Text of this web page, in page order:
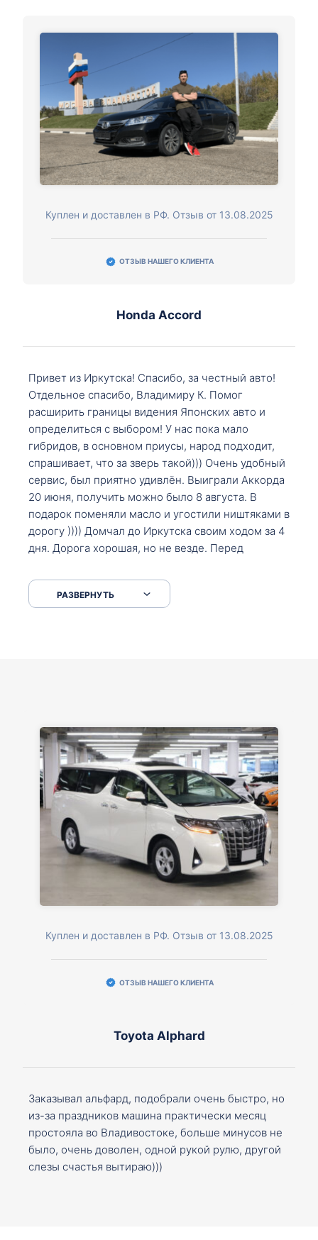
Куплен и доставлен в РФ. Отзыв от 13.08.2025
ОТЗЫВ НАШЕГО КЛИЕНТА
Honda Accord
Привет из Иркутска! Спасибо, за честный авто!
Отдельное спасибо, Владимиру К. Помог
расширить границы видения Японских авто и
определиться с выбором! У нас пока мало
гибридов, в основном приусы, народ подходит,
спрашивает, что за зверь такой))) Очень удобный
сервис, был приятно удивлён. Выиграли Аккорда
20 июня, получить можно было 8 августа. В
подарок поменяли масло и угостили ништяками в
дорогу )))) Домчал до Иркутска своим ходом за 4
дня. Дорога хорошая, но не везде. Перед
серпантинах по пути следования.
РАЗВЕРНУТЬ
Куплен и доставлен в РФ. Отзыв от 13.08.2025
ОТЗЫВ НАШЕГО КЛИЕНТА
Toyota Alphard
Заказывал альфард, подобрали очень быстро, но
из-за праздников машина практически месяц
простояла во Владивостоке, больше минусов не
было, очень доволен, одной рукой рулю, другой
слезы счастья вытираю)))